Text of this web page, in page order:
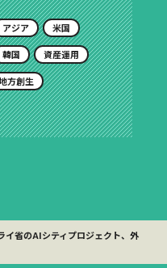
アジア 米国
韓国 資産運用
方創生
省のAIシティプロジェクト、外